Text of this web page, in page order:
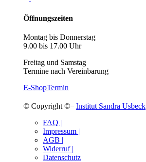
Öffnungszeiten
Montag bis Donnerstag
9.00 bis 17.00 Uhr
Freitag und Samstag
Termine nach Vereinbarung
E-ShopTermin
© Copyright ©– Institut Sandra Usbeck
FAQ |
Impressum |
AGB |
Widerruf |
Datenschutz